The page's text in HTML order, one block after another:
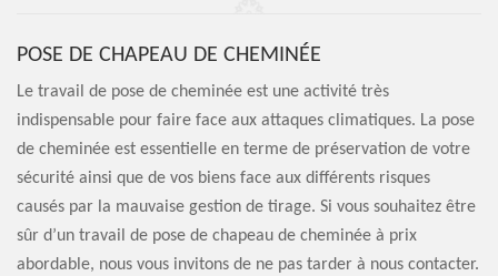
POSE DE CHAPEAU DE CHEMINÉE
Le travail de pose de cheminée est une activité très
indispensable pour faire face aux attaques climatiques. La pose
de cheminée est essentielle en terme de préservation de votre
sécurité ainsi que de vos biens face aux différents risques
causés par la mauvaise gestion de tirage. Si vous souhaitez être
sûr d’un travail de pose de chapeau de cheminée à prix
abordable, nous vous invitons de ne pas tarder à nous contacter.